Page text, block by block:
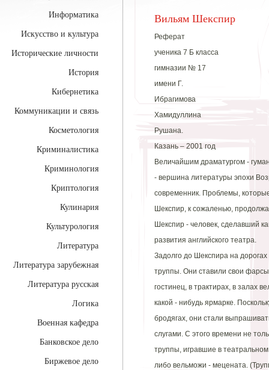
Информатика
Искусство и культура
Исторические личности
История
Кибернетика
Коммуникации и связь
Косметология
Криминалистика
Криминология
Криптология
Кулинария
Культурология
Литература
Литература зарубежная
Литература русская
Логика
Военная кафедра
Банковское дело
Биржевое дело
Вильям Шекспир
Реферат
ученика 7 Б класса
гимназии № 17
имени Г.
Ибрагимова
Хамидуллина
Рушана.
Казань – 2001 год
Величайшим драматургом -
- вершина литературы эпохи
современник. Проблемы,
Шекспир, к сожаленью,
Шекспир - человек, сделавший
развития английского театра.
Задолго до Шекспира на
труппы. Они ставили свои
гостинец, в трактирах, в залах
какой - нибудь ярмарке.
бродягах, они стали
слугами. С этого времени не
труппы, игравшие в театральном
либо вельможи - мецената.